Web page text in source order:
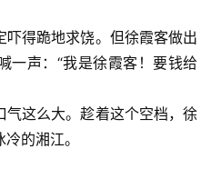
得跪地求饶。但徐霞客做出
声：“我是徐霞客！要钱给
这么大。趁着这个空档，徐
的湘江。